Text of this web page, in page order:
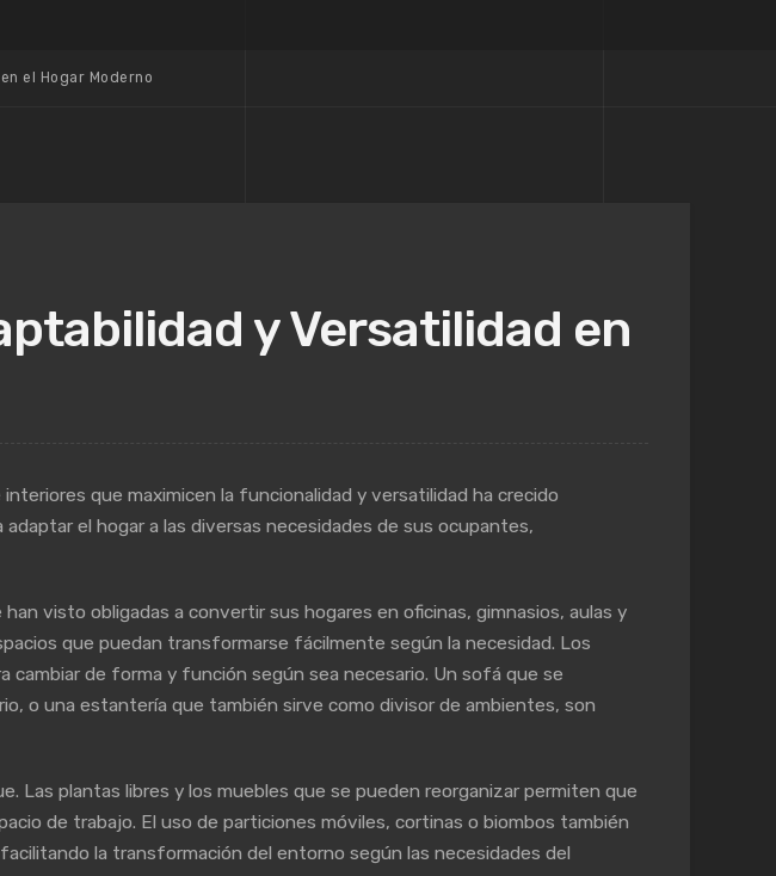
el Hogar Moderno
y Versatilidad en
que maximicen la funcionalidad y versatilidad ha crecido
el hogar a las diversas necesidades de sus ocupantes,
visto obligadas a convertir sus hogares en oficinas, gimnasios, aulas y
que puedan transformarse fácilmente según la necesidad. Los
cambiar de forma y función según sea necesario. Un sofá que se
o una estantería que también sirve como divisor de ambientes, son
Las plantas libres y los muebles que se pueden reorganizar permiten que
de trabajo. El uso de particiones móviles, cortinas o biombos también
la transformación del entorno según las necesidades del